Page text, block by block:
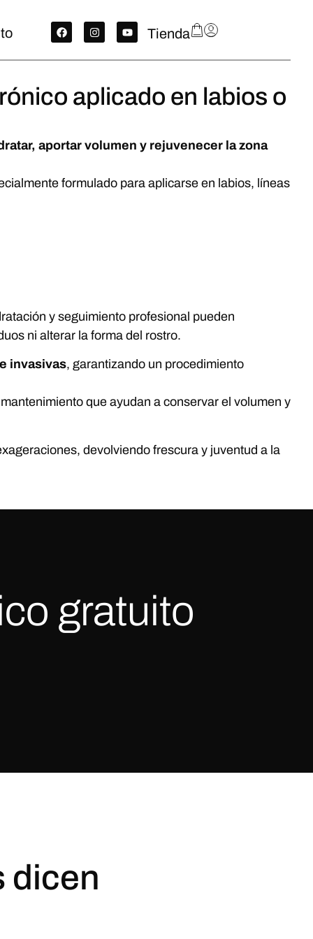
Tienda
aplicado en labios o
aportar volumen y rejuvenecer la zona
formulado para aplicarse en labios, líneas
y seguimiento profesional pueden
ni alterar la forma del rostro.
invasivas, garantizando un procedimiento
que ayudan a conservar el volumen y
devolviendo frescura y juventud a la
gratuito
dicen